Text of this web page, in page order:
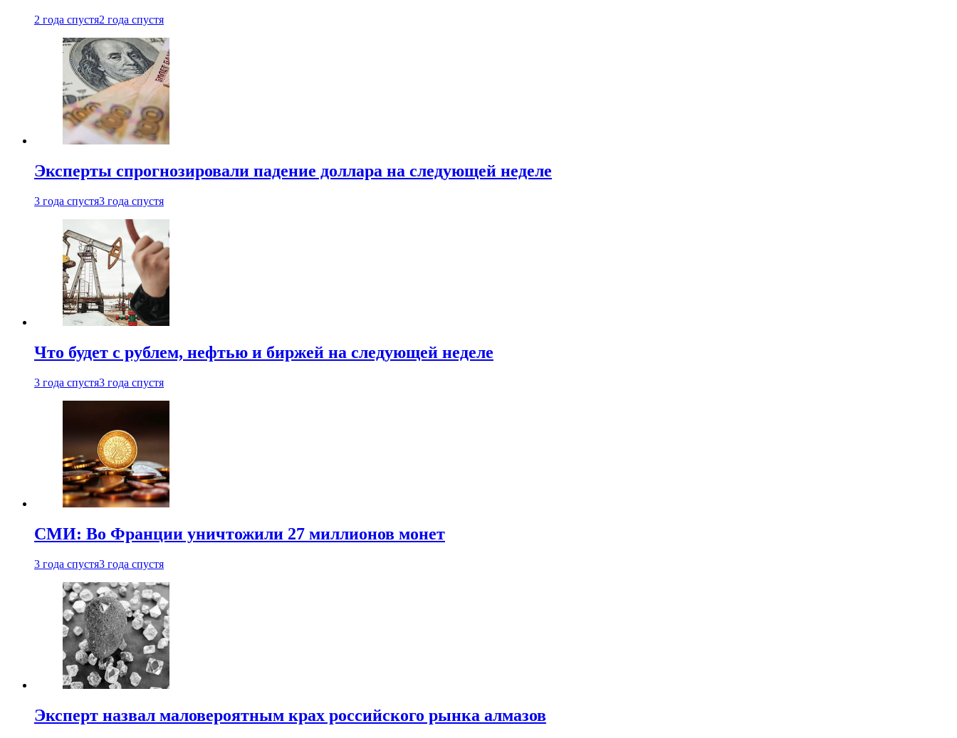
2 года спустя2 года спустя
Эксперты спрогнозировали падение доллара на следующей неделе
3 года спустя3 года спустя
Что будет с рублем, нефтью и биржей на следующей неделе
3 года спустя3 года спустя
СМИ: Во Франции уничтожили 27 миллионов монет
3 года спустя3 года спустя
Эксперт назвал маловероятным крах российского рынка алмазов